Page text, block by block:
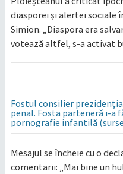
diasporei și alertei sociale
Simion. „Diaspora era
votează altfel, s-a activat
Fostul consilier
penal. Fosta parteneră i-a
pornografie infantilă
Mesajul se încheie cu o
comentarii: „Mai bine un